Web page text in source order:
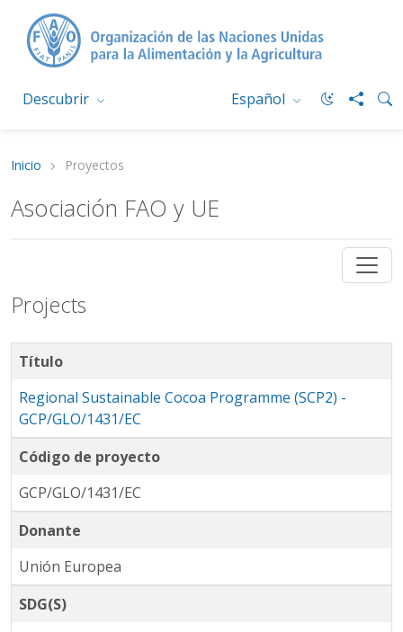
Descubrir Español
Inicio Proyectos
Asociación FAO y UE
Projects
Título
Regional Sustainable Cocoa Programme (SCP2) -
GCP/GLO/1431/EC
Código de proyecto
GCP/GLO/1431/EC
Donante
Unión Europea
SDG(S)